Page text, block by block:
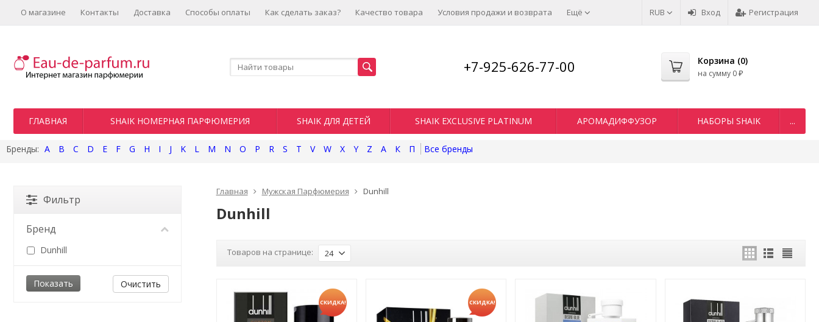
RUB Вход Регистрация
О магазине Контакты Доставка Способы оплаты Как сделать заказ? Качество товара Условия продажи и возврата Ещё
+7-925-626-77-00 Корзина (0)
на сумму 0 ₽
ГЛАВНАЯ SHAIK НОМЕРНАЯ ПАРФЮМЕРИЯ SHAIK ДЛЯ ДЕТЕЙ SHAIK EXCLUSIVE PLATINUM АРОМАДИФФУЗОР НАБОРЫ SHAIK ...
A B C D E F G H I J K L M N O P R S T V W X Y Z А К П
Главная Мужская Парфюмерия Dunhill
Dunhill
Товаров на странице: 24
СКИДКА! СКИДКА!
Фильтр
Бренд
Dunhill
Очистить